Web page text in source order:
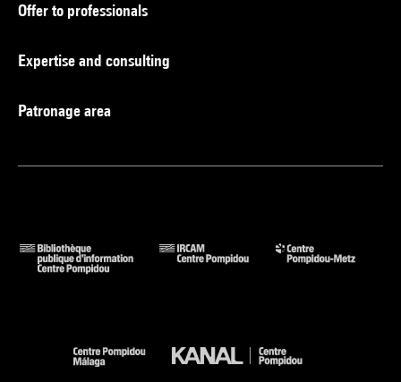
Offer to professionals
Expertise and consulting
Patronage area